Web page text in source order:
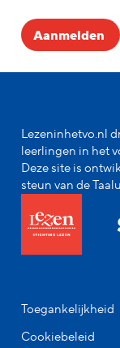
Lezeninhetvo.nl
leerlingen in het
Deze site is
steun van de
Toegankelijkheid
Cookiebeleid
Aanmelden